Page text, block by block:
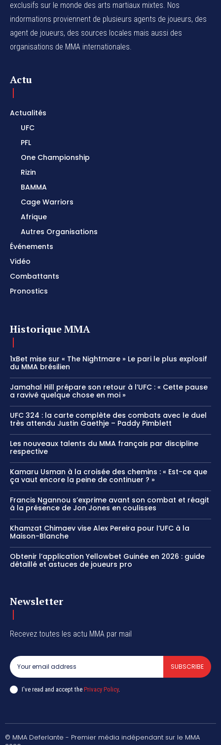
exclusifs sur le monde des arts martiaux mixtes. Nos
indormations proviennent de plusieurs agents de joueurs, des
agent de joueurs, des sources locales mais aussi des
organisations de MMA internationales.
Actu
Actualités
UFC
PFL
One Championship
Rizin
BAMMA
Cage Warriors
Afrique
Autres Organisations
Événements
Vidéo
Combattants
Pronostics
Historique MMA
1xBet mise sur « The Nightmare » Le pari le plus explosif
du MMA brésilien
Jamahal Hill prépare son retour à l’UFC : « Cette pause
a ravivé quelque chose en moi »
UFC 324 : la carte complète des combats avec le duel
très attendu Justin Gaethje – Paddy Pimblett
Les nouveaux talents du MMA français par discipline
respective
Kamaru Usman à la croisée des chemins : « Est-ce que
ça vaut encore la peine de continuer ? »
Francis Ngannou s’exprime avant son combat et réagit
à la présence de Jon Jones en coulisses
Khamzat Chimaev vise Alex Pereira pour l’UFC à la
Maison-Blanche
Obtenir l’application Yellowbet Guinée en 2026 : guide
détaillé et astuces de joueurs pro
Newsletter
Recevez toutes les actu MMA par mail
SUBSCRIBE
I've read and accept the Privacy Policy.
© MMA Deferlante - Premier média indépendant sur le MMA